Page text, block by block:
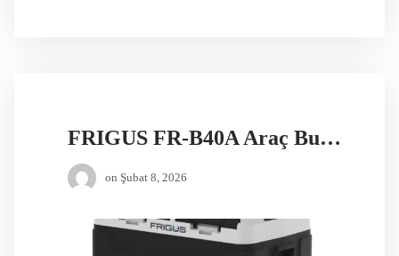
FRIGUS FR-B40A Araç Buzdolabı
on Şubat 8, 2026